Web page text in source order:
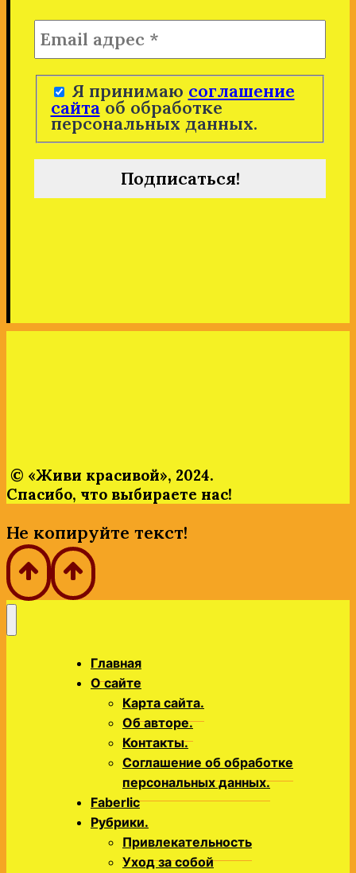
Я принимаю соглашение
сайтаоб обработке
персональных данных.
© «Живи красивой», 2024.
Спасибо, что выбираете нас!
Не копируйте текст!
Главная
О сайте
Карта сайта.
Об авторе.
Контакты.
Соглашение об обработке
персональных данных.
Faberlic
Рубрики.
Привлекательность
Уход за собой